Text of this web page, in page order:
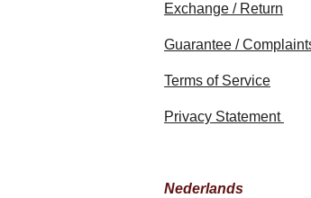
Exchange / Return
Guarantee /
Terms of Service
Privacy Statement
Nederlands